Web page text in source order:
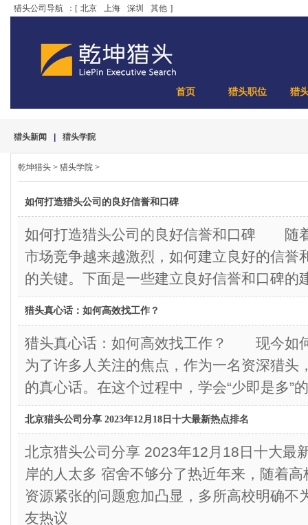
猎头公司导航 ：[ 北京 上海 深圳 其他 ]
首页 猎头职位 猎
猎头新闻 猎头学院
乾坤猎头 > 猎头学院 >
如何打造猎头公司的良好信誉和口碑
如何打造猎头公司的良好信誉和口碑 随
市场竞争越来越激烈，如何建立良好的信誉
的关键。下面是一些建立良好信誉和口
猎头真心话：如何高效找工作？
猎头真心话：如何高效找工作？ 现今如
为了许多人关注的焦点，作为一名资深猎头
的真心话。在这个过程中，学会“少即是多”
北京猎头公司分享 2023年12月18日十大最新热点排名
北京猎头公司分享 2023年12月18日十大
岸的人太多 宿舍不够分了热近年来，随着
资源紧张的问题愈加凸显，多所高校明确不
友热议